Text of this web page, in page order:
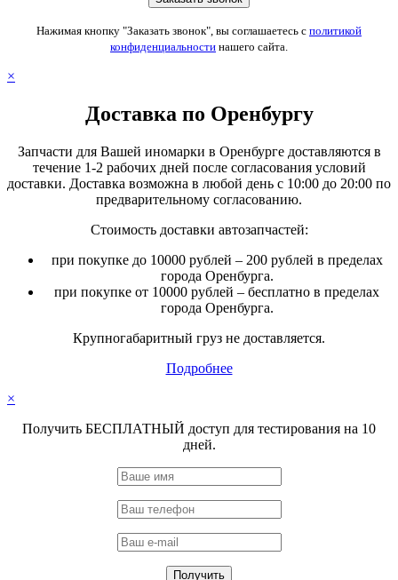
Нажимая кнопку "Заказать звонок", вы соглашаетесь с политикой
конфиденциальности нашего сайта.
×
Доставка по Оренбургу
Запчасти для Вашей иномарки в Оренбурге доставляются в
течение 1-2 рабочих дней после согласования условий
доставки. Доставка возможна в любой день с 10:00 до 20:00 по
предварительному согласованию.
Стоимость доставки автозапчастей:
при покупке до 10000 рублей – 200 рублей в пределах
города Оренбурга.
при покупке от 10000 рублей – бесплатно в пределах
города Оренбурга.
Крупногабаритный груз не доставляется.
Подробнее
×
Получить БЕСПЛАТНЫЙ доступ для тестирования на 10
дней.